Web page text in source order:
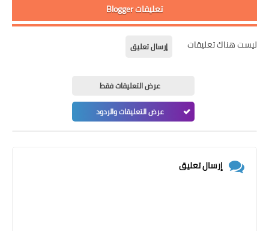
تعليقات Blogger
ليست هناك تعليقات إرسال تعليق
عرض التعليقات فقط
عرض التعليقات والردود
إرسال تعليق